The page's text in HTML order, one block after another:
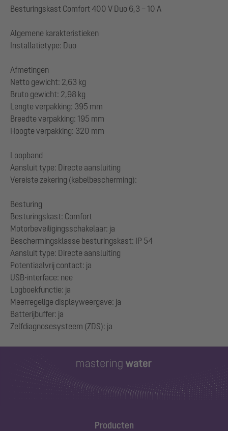
Besturingskast Comfort 400 V Duo 6,3 – 10 A
Algemene karakteristieken
Installatietype: Duo
Afmetingen
Netto gewicht: 2,63 kg
Bruto gewicht: 2,98 kg
Lengte verpakking: 395 mm
Breedte verpakking: 195 mm
Hoogte verpakking: 320 mm
Loopband
Aansluit type: Directe aansluiting
Vereiste zekering (kabelbescherming):
Besturing
Besturingskast: Comfort
Motorbeveiligingsschakelaar: ja
Beschermingsklasse besturingskast: IP 54
Aansluit type: Directe aansluiting
Potentiaalvrij contact: ja
USB-interface: nee
Logboekfunctie: ja
Meerregelige displayweergave: ja
Batterijbuffer: ja
Producten